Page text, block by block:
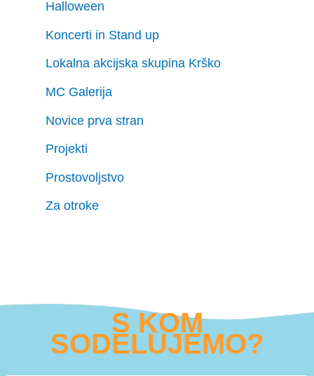
Halloween
Koncerti in Stand up
Lokalna akcijska skupina Krško
MC Galerija
Novice prva stran
Projekti
Prostovoljstvo
Za otroke
S KOM
SODELUJEMO?